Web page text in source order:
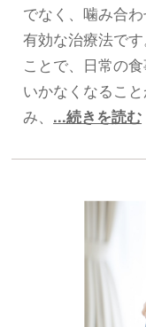
でなく、噛み合
有効な治療法で
ことで、日常の
いかなくなるこ
み、 ...続きを読む